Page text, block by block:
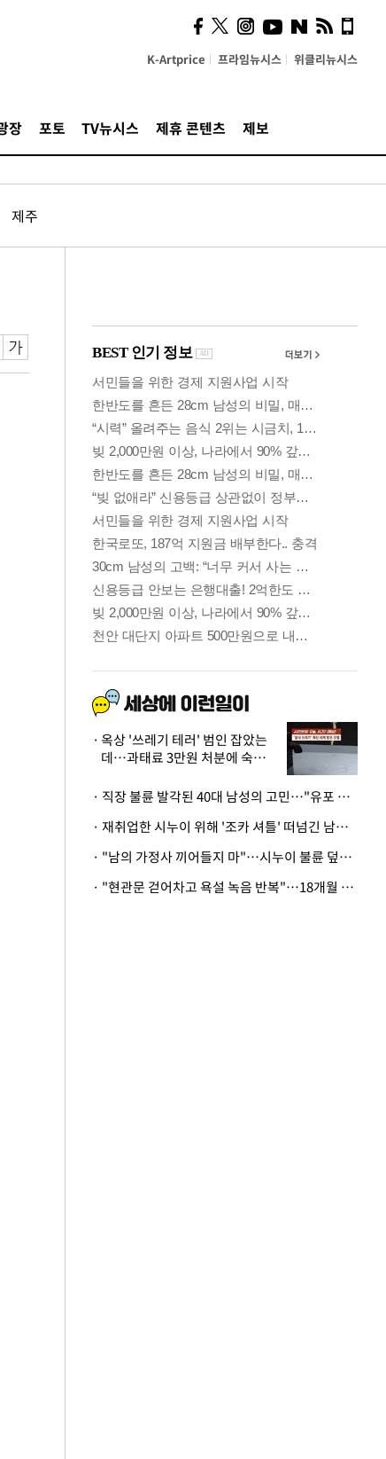
K-Artprice 프라임뉴시스 위클리뉴시스
장 포토 TV뉴시스 제휴 콘텐츠 제보
제주
시, 스마트폰 액세서리에
NFC 더했다
옥상 '쓰레기 테러' 범인 잡았는
데…과태료 3만원 처분에 숙박업
· 직장 불륜 발각된 40대 남성의 고민…"유포 동료 명예훼손·협박죄 고소 가능할까"
· 재취업한 시누이 위해 '조카 셔틀' 떠넘긴 남편…아내 "난 못한다"
· "남의 가정사 끼어들지 마"…시누이 불륜 덮으려는 남편에 억울한 아내
· "현관문 걷어차고 욕설 녹음 반복"…18개월 아기 키우는 집 뒤흔든 '앞집의 비극'